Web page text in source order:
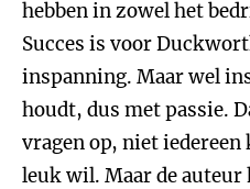
hebben in zowel het
Succes is voor
inspanning. Maar wel
houdt, dus met passie.
vragen op, niet iedereen
leuk wil. Maar de